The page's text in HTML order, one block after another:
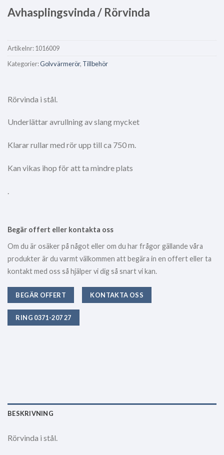
Avhasplingsvinda / Rörvinda
Artikelnr:1016009
Kategorier:Golvvärmerör, Tillbehör
Rörvinda i stål.
Underlättar avrullning av slang mycket
Klarar rullar med rör upp till ca 750 m.
Kan vikas ihop för att ta mindre plats
.
Begär offert eller kontakta oss
Om du är osäker på något eller om du har frågor gällande våra
produkter är du varmt välkommen att begära in en offert eller ta
kontakt med oss så hjälper vi dig så snart vi kan.
BEGÄR OFFERT KONTAKTA OSS
RING 0371-207 27
BESKRIVNING
Rörvinda i stål.